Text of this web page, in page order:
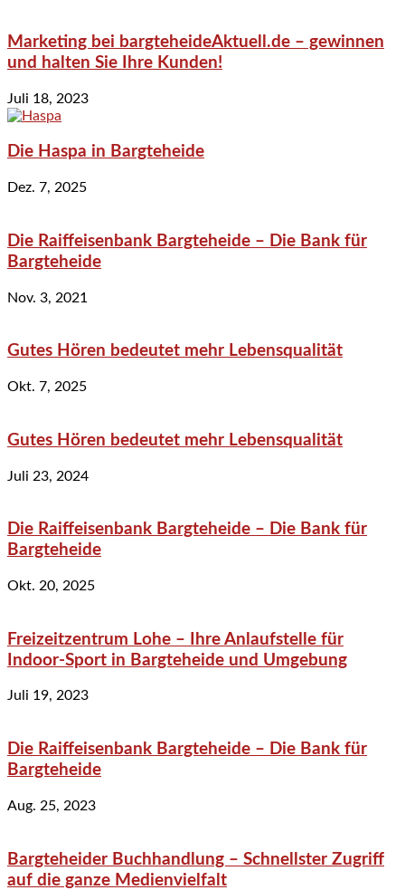
Marketing bei bargteheideAktuell.de – gewinnen
und halten Sie Ihre Kunden!
Juli 18, 2023
Die Haspa in Bargteheide
Dez. 7, 2025
Die Raiffeisenbank Bargteheide – Die Bank für
Bargteheide
Nov. 3, 2021
Gutes Hören bedeutet mehr Lebensqualität
Okt. 7, 2025
Gutes Hören bedeutet mehr Lebensqualität
Juli 23, 2024
Die Raiffeisenbank Bargteheide – Die Bank für
Bargteheide
Okt. 20, 2025
Freizeitzentrum Lohe – Ihre Anlaufstelle für
Indoor-Sport in Bargteheide und Umgebung
Juli 19, 2023
Die Raiffeisenbank Bargteheide – Die Bank für
Bargteheide
Aug. 25, 2023
Bargteheider Buchhandlung – Schnellster Zugriff
auf die ganze Medienvielfalt